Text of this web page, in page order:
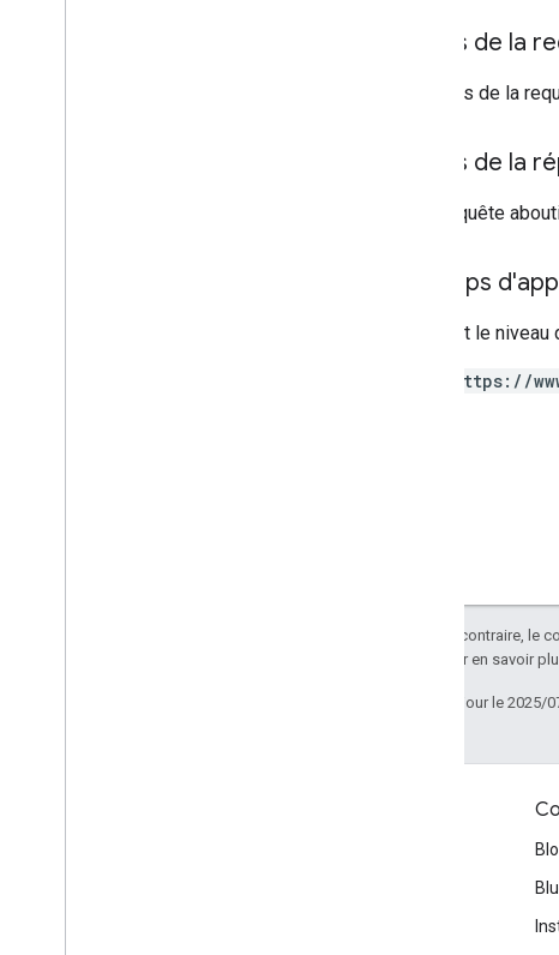
Corps de la
Le corps de la
Corps de la
Si la requête
Champs
Requiert le
https://
Sauf indication contraire, le
. Pour en savoir
Dernière mise à jour le 2025/